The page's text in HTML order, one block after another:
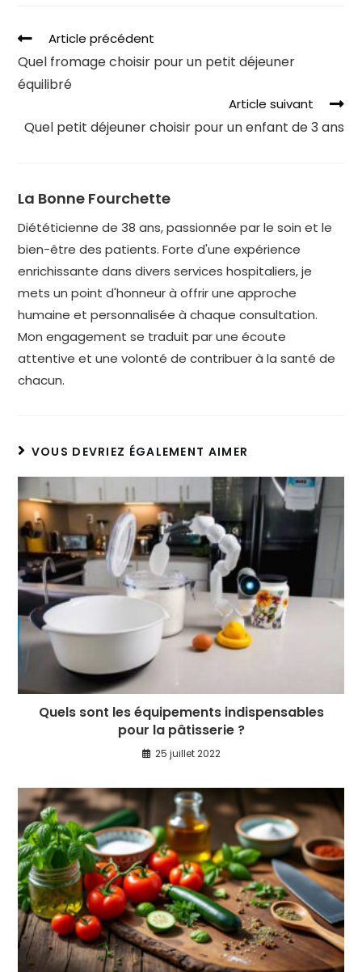
Article précédent
Quel fromage choisir pour un petit déjeuner
équilibré
Article suivant
Quel petit déjeuner choisir pour un enfant de 3 ans
La Bonne Fourchette
Diététicienne de 38 ans, passionnée par le soin et le
bien-être des patients. Forte d'une expérience
enrichissante dans divers services hospitaliers, je
mets un point d'honneur à offrir une approche
humaine et personnalisée à chaque consultation.
Mon engagement se traduit par une écoute
attentive et une volonté de contribuer à la santé de
chacun.
VOUS DEVRIEZ ÉGALEMENT AIMER
Quels sont les équipements indispensables
pour la pâtisserie ?
25 juillet 2022